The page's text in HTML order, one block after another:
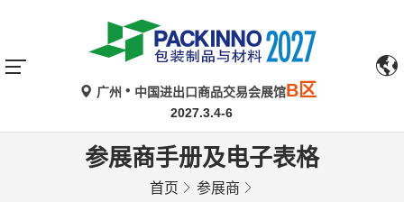
广州 中国进出口商品交易会展馆B区
2027.3.4-6
参展商手册及电子表格
首页 参展商